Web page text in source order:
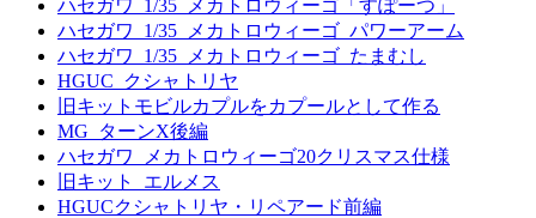
ハセガワ_1/35_メカトロウィーゴ「すぽーつ」
ハセガワ_1/35_メカトロウィーゴ_パワーアーム
ハセガワ_1/35_メカトロウィーゴ_たまむし
HGUC_クシャトリヤ
旧キットモビルカプルをカプールとして作る
MG_ターンX後編
ハセガワ_メカトロウィーゴ20クリスマス仕様
旧キット_エルメス
HGUCクシャトリヤ・リペアード前編